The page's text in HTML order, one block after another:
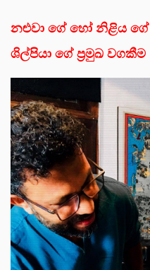
නළුවා ගේ හෝ නිළිය ගේ
ශිල්පියා ගේ ප්‍රමුඛ වගකීම